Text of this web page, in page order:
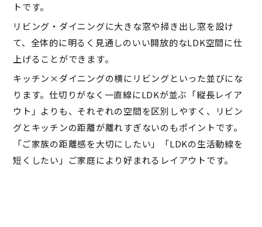
トです。
リビング・ダイニングに大きな窓や掃き出し窓を設け
て、全体的に明るく見通しのいい開放的なLDK空間に仕
上げることができます。
キッチン×ダイニングの横にリビングといった並びにな
ります。仕切りがなく一直線にLDKが並ぶ「縦長レイア
ウト」よりも、それぞれの空間を区別しやすく、リビン
グとキッチンの距離が離れすぎないのもポイントです。
「ご家族の距離感を大切にしたい」「LDKの生活動線を
短くしたい」ご家庭により好まれるレイアウトです。